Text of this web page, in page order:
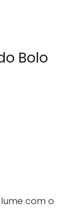
Bolo
com o